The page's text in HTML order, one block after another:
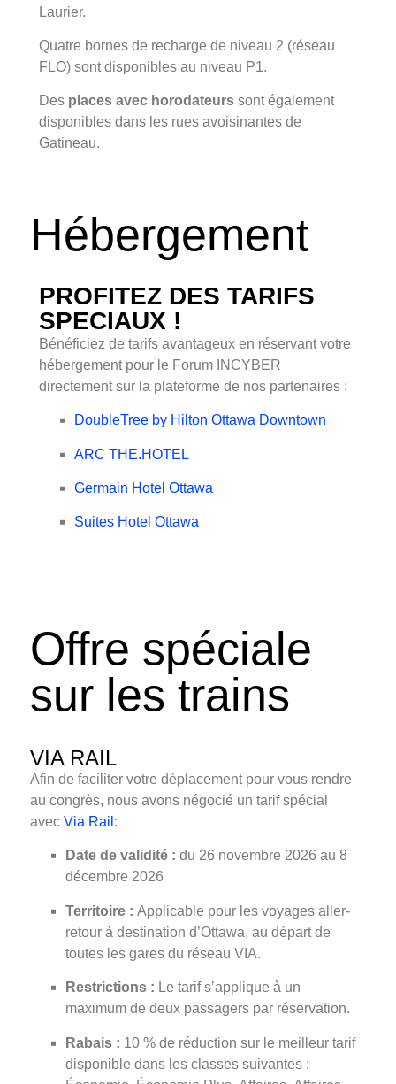
Laurier.
Quatre bornes de recharge de niveau 2 (réseau
FLO) sont disponibles au niveau P1.
Des places avec horodateurs sont également
disponibles dans les rues avoisinantes de
Gatineau.
Hébergement
PROFITEZ DES TARIFS
SPECIAUX !
Bénéficiez de tarifs avantageux en réservant votre
hébergement pour le Forum INCYBER
directement sur la plateforme de nos partenaires :
DoubleTree by Hilton Ottawa Downtown
ARC THE.HOTEL
Germain Hotel Ottawa
Suites Hotel Ottawa
Offre spéciale
sur les trains
VIA RAIL
Afin de faciliter votre déplacement pour vous rendre
au congrès, nous avons négocié un tarif spécial
avec Via Rail :
Date de validité : du 26 novembre 2026 au 8
décembre 2026
Territoire : Applicable pour les voyages aller-
retour à destination d’Ottawa, au départ de
toutes les gares du réseau VIA.
Restrictions : Le tarif s’applique à un
maximum de deux passagers par réservation.
Rabais : 10 % de réduction sur le meilleur tarif
disponible dans les classes suivantes :